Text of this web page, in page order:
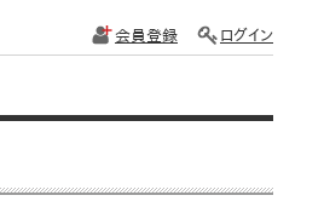
会員登録 ログイン